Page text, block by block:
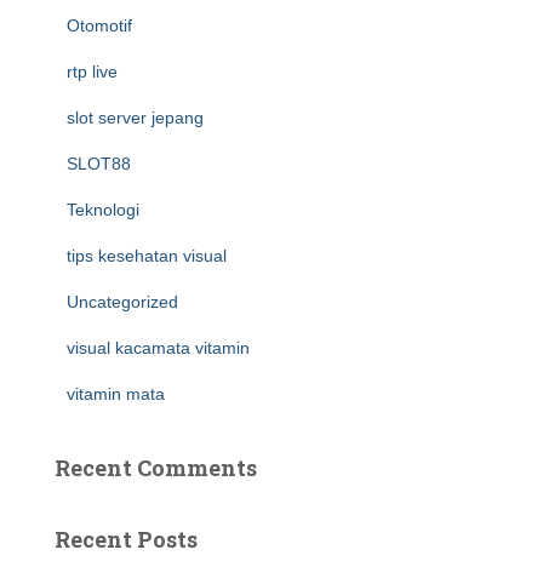
Otomotif
rtp live
slot server jepang
SLOT88
Teknologi
tips kesehatan visual
Uncategorized
visual kacamata vitamin
vitamin mata
Recent Comments
Recent Posts